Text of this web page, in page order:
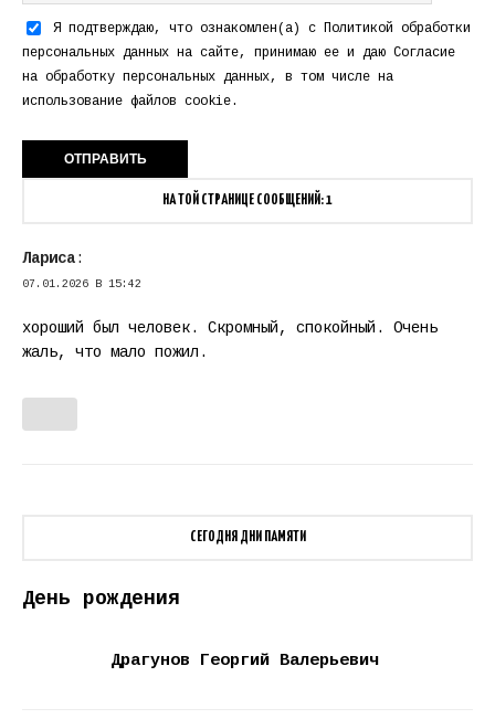
Я подтверждаю, что ознакомлен(а) с Политикой обработки
персональных данных на сайте, принимаю ее и даю Согласие
на обработку персональных данных, в том числе на
использование файлов cookie.
НА ТОЙ СТРАНИЦЕ СООБЩЕНИЙ: 1
Лариса:
07.01.2026 В 15:42
хороший был человек. Скромный, спокойный. Очень
жаль, что мало пожил.
СЕГОДНЯ ДНИ ПАМЯТИ
День рождения
Драгунов Георгий Валерьевич